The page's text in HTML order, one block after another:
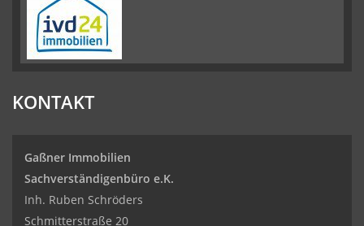
KONTAKT
Gaßner Immobilien
Sachverständigenbüro e.K.
Inh. Ruben Schröders
Schmitterstraße 20